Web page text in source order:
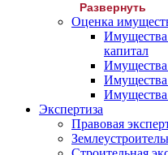
Развернуть
Оценка
Имущества
капитал
Имущества
Имущества
Имущества
Экспертиза
Правовая